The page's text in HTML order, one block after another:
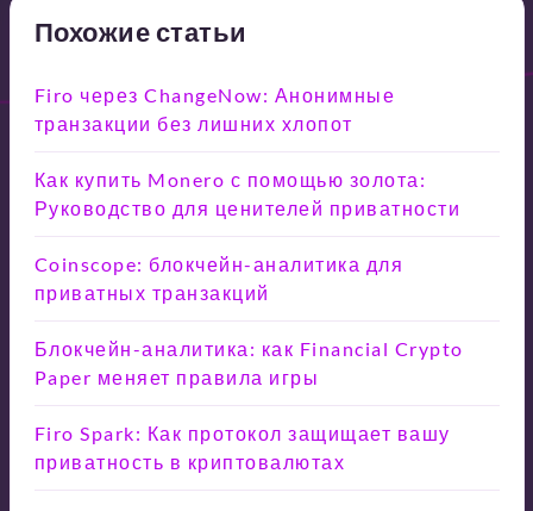
Похожие статьи
Firo через ChangeNow: Анонимные
транзакции без лишних хлопот
Как купить Monero с помощью золота:
Руководство для ценителей приватности
Coinscope: блокчейн-аналитика для
приватных транзакций
Блокчейн-аналитика: как Financial Crypto
Paper меняет правила игры
Firo Spark: Как протокол защищает вашу
приватность в криптовалютах